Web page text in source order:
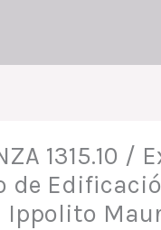
1315.10 /
de
Ippolito